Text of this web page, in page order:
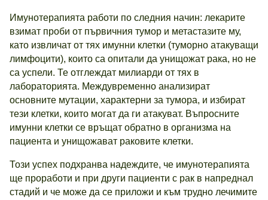
Имунотерапията работи по следния начин: лекарите
взимат проби от първичния тумор и метастазите му,
като извличат от тях имунни клетки (туморно атакуващи
лимфоцити), които са опитали да унищожат рака, но не
са успели. Те отглеждат милиарди от тях в
лабораторията. Междувременно анализират
основните мутации, характерни за тумора, и избират
тези клетки, които могат да ги атакуват. Въпросните
имунни клетки се връщат обратно в организма на
пациента и унищожават раковите клетки.
Този успех подхранва надеждите, че имунотерапията
ще проработи и при други пациенти с рак в напреднал
стадий и че може да се приложи и към трудно лечимите